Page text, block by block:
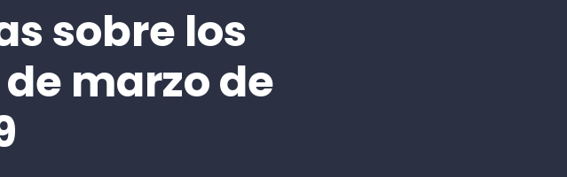
sobre los
marzo de